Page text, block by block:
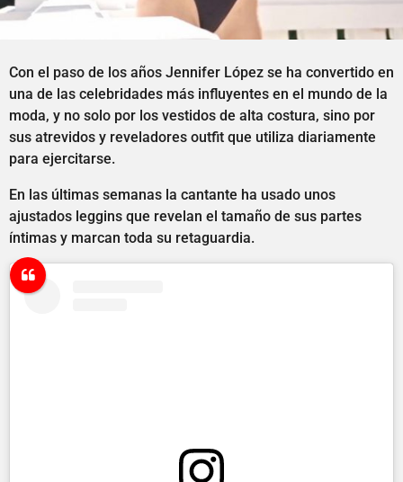
Con el paso de los años Jennifer López se ha convertido en
una de las celebridades más influyentes en el mundo de la
moda, y no solo por los vestidos de alta costura, sino por
sus atrevidos y reveladores outfit que utiliza diariamente
para ejercitarse.
En las últimas semanas la cantante ha usado unos
ajustados leggins que revelan el tamaño de sus partes
íntimas y marcan toda su retaguardia.